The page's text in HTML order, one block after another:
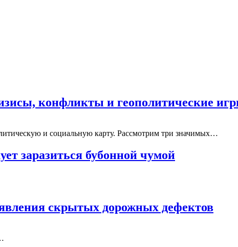
конфликты и геополитические
и социальную карту. Рассмотрим три значимых…
заразиться бубонной чумой
скрытых дорожных дефектов